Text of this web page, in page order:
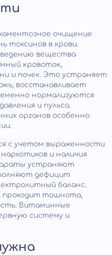
очищение
токсинов в крови.
вещества
кровоток,
и почек. Это устраняет
восстанавливает
нормализуются
и пульса.
органов особенно
с учетом выраженности
и наличия
устраняют
дефицит
баланс.
проходит тошнота,
Витаминные
систему и